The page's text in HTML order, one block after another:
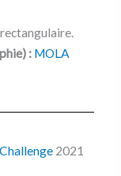
: MOLA
2021